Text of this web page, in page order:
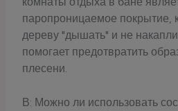
паропроницаемое покрытие,
дереву "дышать" и не
помогает предотвратить
плесени.
В: Можно ли использовать